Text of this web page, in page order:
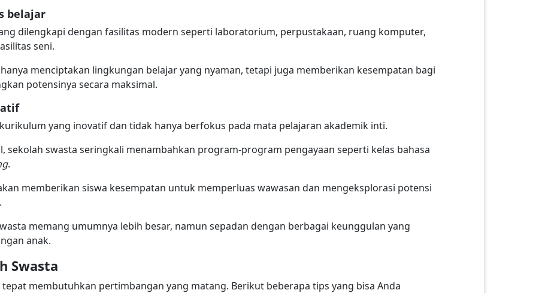
belajar
dilengkapi dengan fasilitas modern seperti laboratorium, perpustakaan, ruang komputer,
seni.
menciptakan lingkungan belajar yang nyaman, tetapi juga memberikan kesempatan bagi
potensinya secara maksimal.
yang inovatif dan tidak hanya berfokus pada mata pelajaran akademik inti.
sekolah swasta seringkali menambahkan program-program pengayaan seperti kelas bahasa
.
memberikan siswa kesempatan untuk memperluas wawasan dan mengeksplorasi potensi
memang umumnya lebih besar, namun sepadan dengan berbagai keunggulan yang
anak.
Swasta
membutuhkan pertimbangan yang matang. Berikut beberapa tips yang bisa Anda